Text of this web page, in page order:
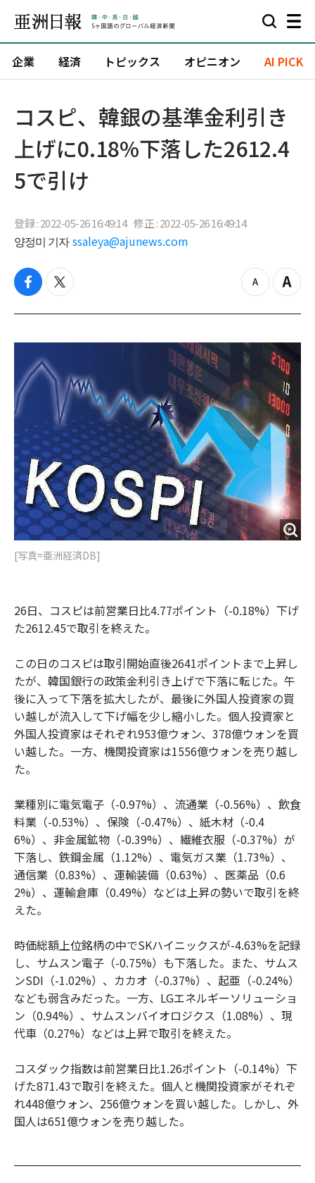
企業 経済 トピックス オピニオン AI PICK
コスピ、韓銀の基準金利引き
上げに0.18%下落した2612.4
5で引け
登録 : 2022-05-26 16:49:14 修正 : 2022-05-26 16:49:14
양정미 기자 ssaleya@ajunews.com
f
c
b
o
k
t
i
t
z
o
o
Z
o
i
n
[写真=亜洲経済DB]
26日、コスピは前営業日比4.77ポイント（-0.18%）下げ
た2612.45で取引を終えた。
この日のコスピは取引開始直後2641ポイントまで上昇し
たが、韓国銀行の政策金利引き上げで下落に転じた。午
後に入って下落を拡大したが、最後に外国人投資家の買
い越しが流入して下げ幅を少し縮小した。個人投資家と
外国人投資家はそれぞれ953億ウォン、378億ウォンを買
い越した。一方、機関投資家は1556億ウォンを売り越し
た。
業種別に電気電子（-0.97%）、流通業（-0.56%）、飲食
料業（-0.53%）、保険（-0.47%）、紙木材（-0.4
6%）、非金属鉱物（-0.39%）、繊維衣服（-0.37%）が
下落し、鉄鋼金属（1.12%）、電気ガス業（1.73%）、
通信業（0.83%）、運輸装備（0.63%）、医薬品（0.6
2%）、運輸倉庫（0.49%）などは上昇の勢いで取引を終
えた。
時価総額上位銘柄の中でSKハイニックスが-4.63%を記録
し、サムスン電子（-0.75%）も下落した。また、サムス
ンSDI（-1.02%）、カカオ（-0.37%）、起亜（-0.24%）
なども弱含みだった。一方、LGエネルギーソリューショ
ン（0.94%）、サムスンバイオロジクス（1.08%）、現
代車（0.27%）などは上昇で取引を終えた。
コスダック指数は前営業日比1.26ポイント（-0.14%）下
げた871.43で取引を終えた。個人と機関投資家がそれぞ
れ448億ウォン、256億ウォンを買い越した。しかし、外
国人は651億ウォンを売り越した。